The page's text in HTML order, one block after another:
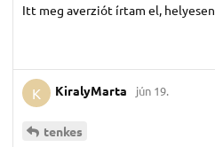
Itt meg averziót írtam el, helyesen
K KiralyMarta jún 19.
tenkes